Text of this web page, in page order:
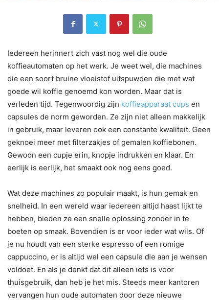
Iedereen herinnert zich vast nog wel die oude
koffieautomaten op het werk. Je weet wel, die machines
die een soort bruine vloeistof uitspuwden die met wat
goede wil koffie genoemd kon worden. Maar dat is
verleden tijd. Tegenwoordig zijn koffieapparaat cups en
capsules de norm geworden. Ze zijn niet alleen makkelijk
in gebruik, maar leveren ook een constante kwaliteit. Geen
geknoei meer met filterzakjes of gemalen koffiebonen.
Gewoon een cupje erin, knopje indrukken en klaar. En
eerlijk is eerlijk, het smaakt ook nog eens goed.
Wat deze machines zo populair maakt, is hun gemak en
snelheid. In een wereld waar iedereen altijd haast lijkt te
hebben, bieden ze een snelle oplossing zonder in te
boeten op smaak. Bovendien is er voor ieder wat wils. Of
je nu houdt van een sterke espresso of een romige
cappuccino, er is altijd wel een capsule die aan je wensen
voldoet. En als je denkt dat dit alleen iets is voor
thuisgebruik, dan heb je het mis. Steeds meer kantoren
vervangen hun oude automaten door deze nieuwe